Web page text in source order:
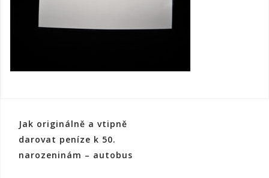
Navigace
pro
příspěvek
Jak originálně a vtipně
darovat peníze k 50.
narozeninám – autobus